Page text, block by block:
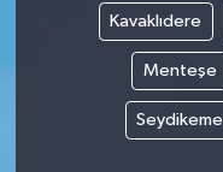
Kavaklıdere
Menteşe